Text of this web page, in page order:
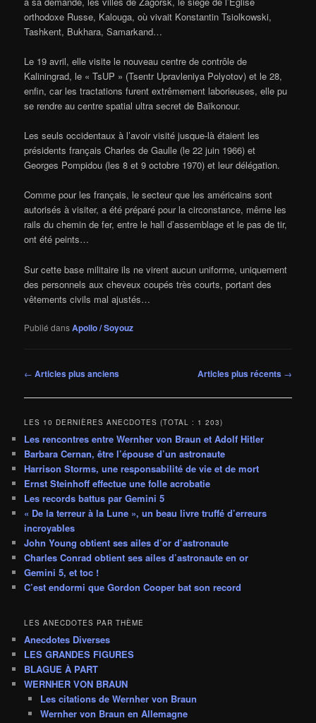
orthodoxe Russe, Kalouga, où vivait Konstantin Tsiolkowski,
Tashkent, Bukhara, Samarkand…
Le 19 avril, elle visite le nouveau centre de contrôle de
Kaliningrad, le « TsUP » (Tsentr Upravleniya Polyotov) et le 28,
enfin, car les tractations furent extrêmement laborieuses, elle pu
se rendre au centre spatial ultra secret de Baïkonour.
Les seuls occidentaux à l’avoir visité jusque-là étaient les
présidents français Charles de Gaulle (le 22 juin 1966) et
Georges Pompidou (les 8 et 9 octobre 1970) et leur délégation.
Comme pour les français, le secteur que les américains sont
autorisés à visiter, a été préparé pour la circonstance, même les
rails du chemin de fer, entre le hall d’assemblage et le pas de tir,
ont été peints…
Sur cette base militaire ils ne virent aucun uniforme, uniquement
des personnels aux cheveux coupés très courts, portant des
vêtements civils mal ajustés…
Publié dansApollo / Soyouz
Navigation
articles
← Articles plus anciens Articles plus récents →
LES 10 DERNIÈRES ANECDOTES (TOTAL : 1 203)
Les rencontres entre Wernher von Braun et Adolf Hitler
Barbara Cernan, être l’épouse d’un astronaute
Harrison Storms, une responsabilité de vie et de mort
Ernst Steinhoff effectue une folle acrobatie
Les records battus par Gemini 5
« De la terreur à la Lune », un beau livre truffé d’erreurs
incroyables
John Young obtient ses ailes d’or d’astronaute
Charles Conrad obtient ses ailes d’astronaute en or
Gemini 5, et toc !
C’est endormi que Gordon Cooper bat son record
LES ANECDOTES PAR THÈME
Anecdotes Diverses
LES GRANDES FIGURES
BLAGUE À PART
WERNHER VON BRAUN
Les citations de Wernher von Braun
Wernher von Braun en Allemagne